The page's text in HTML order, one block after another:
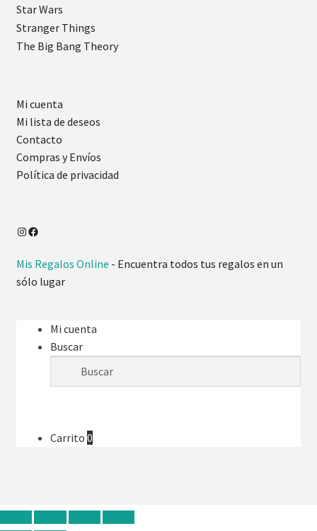
Star Wars
Stranger Things
The Big Bang Theory
Mi cuenta
Mi lista de deseos
Contacto
Compras y Envíos
Política de privacidad
Mis Regalos Online - Encuentra todos tus regalos en un
sólo lugar
Mi cuenta
Buscar
Carrito 0